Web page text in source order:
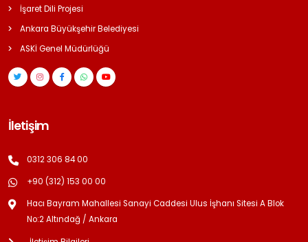
İşaret Dili Projesi
Ankara Büyükşehir Belediyesi
ASKİ Genel Müdürlüğü
İletişim
0312 306 84 00
+90 (312) 153 00 00
Hacı Bayram Mahallesi Sanayi Caddesi Ulus İşhanı Sitesi A Blok
No:2 Altındağ / Ankara